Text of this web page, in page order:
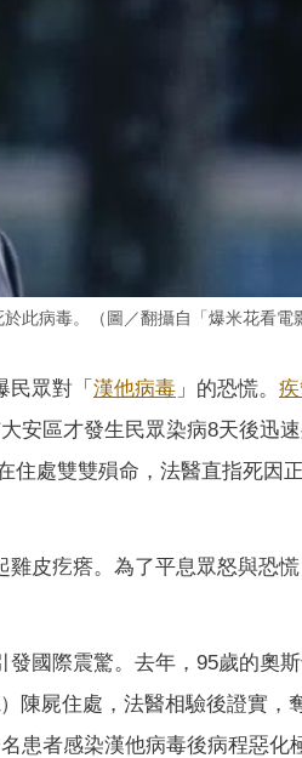
此病毒。（圖／翻攝自「爆米花看電
眾對「 漢他病毒 」的恐慌。
安區才發生民眾染病8天後迅速
住處雙雙殞命，法醫直指死因
皮疙瘩。為了平息眾怒與恐
國際震驚。去年，95歲的奧
）陳屍住處，法醫相驗後證實，
患者感染漢他病毒後病程惡化